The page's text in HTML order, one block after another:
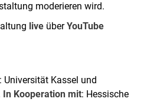
moderieren wird.
live überYouTube
: Universität Kassel und
In Kooperation mit: Hessische